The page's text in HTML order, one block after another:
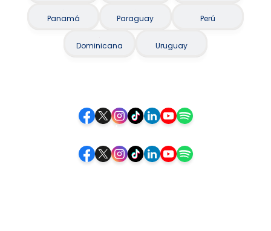
Panamá Paraguay Perú
Dominicana Uruguay
Siga-nos